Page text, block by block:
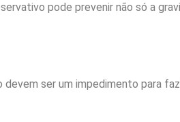
pode prevenir não só a
ser um impedimento para